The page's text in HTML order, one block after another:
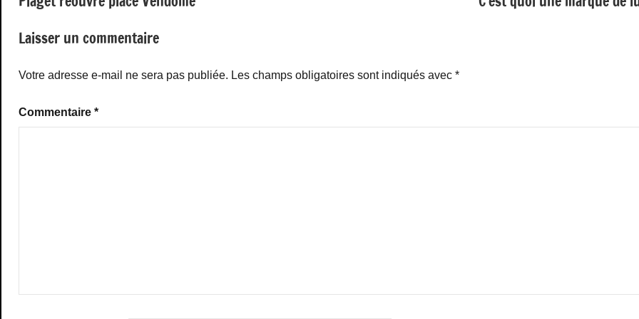
de
l’article
Laisser un commentaire
Votre adresse e-mail ne sera pas publiée. Les champs obligatoires sont indiqués avec *
Commentaire *